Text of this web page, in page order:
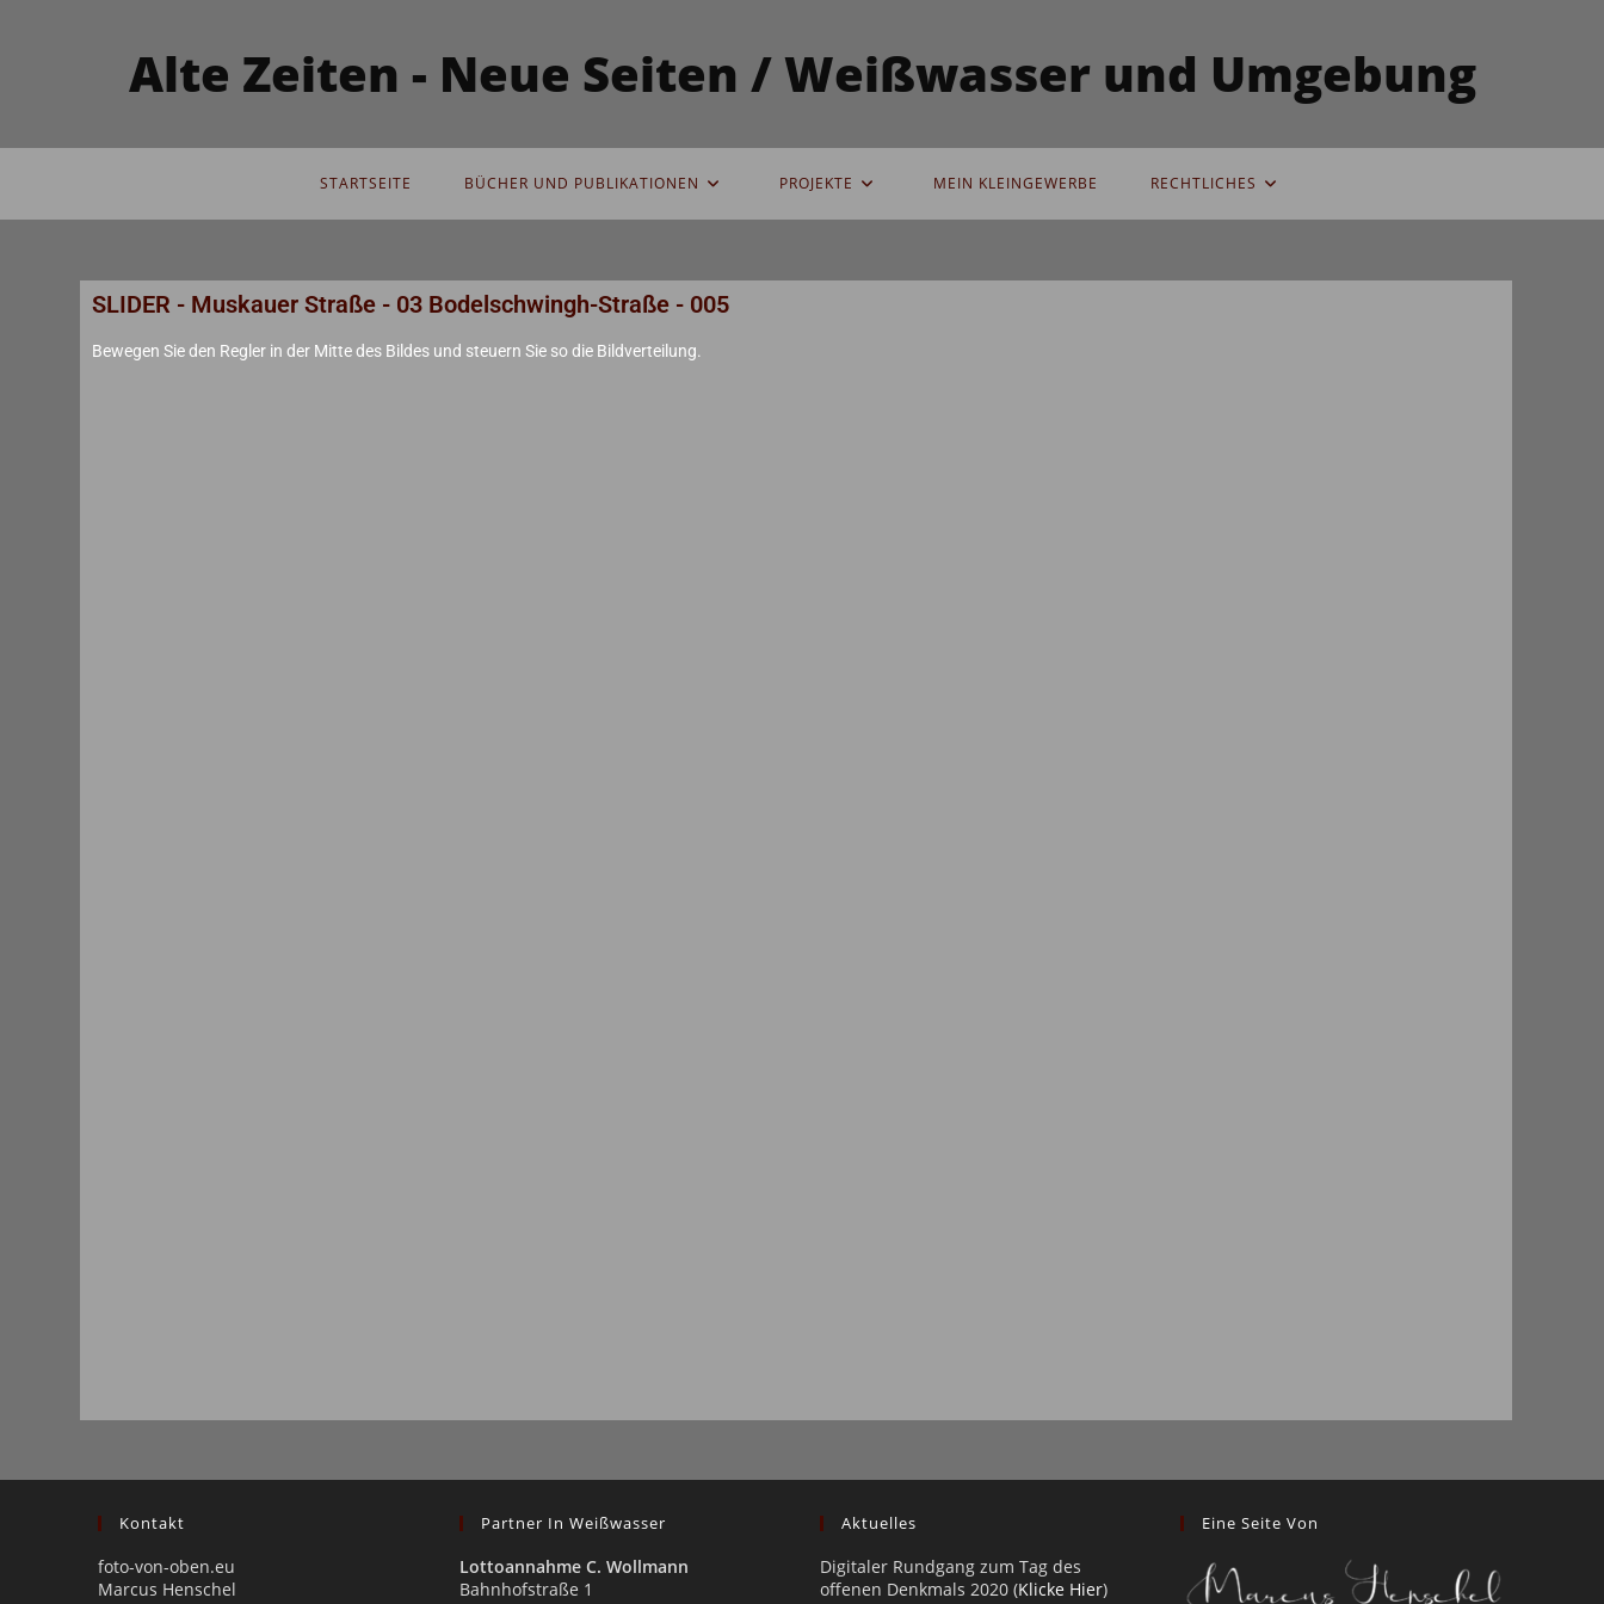
Alte Zeiten - Neue Seiten / Weißwasser und Umgebung
STARTSEITE BÜCHER UND PUBLIKATIONEN PROJEKTE MEIN KLEINGEWERBE RECHTLICHES
SLIDER - Muskauer Straße - 03 Bodelschwingh-Straße - 005
Bewegen Sie den Regler in der Mitte des Bildes und steuern Sie so die Bildverteilung.
Kontakt
foto-von-oben.eu
Marcus Henschel
Partner In Weißwasser
Lottoannahme C. Wollmann
Bahnhofstraße 1
Aktuelles
Digitaler Rundgang zum Tag des
offenen Denkmals 2020 (Klicke Hier)
Eine Seite Von